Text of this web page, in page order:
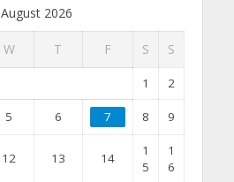
August 2026
W T F S S
1 2
5 6 7 8 9
12 13 14
1
5
1
6